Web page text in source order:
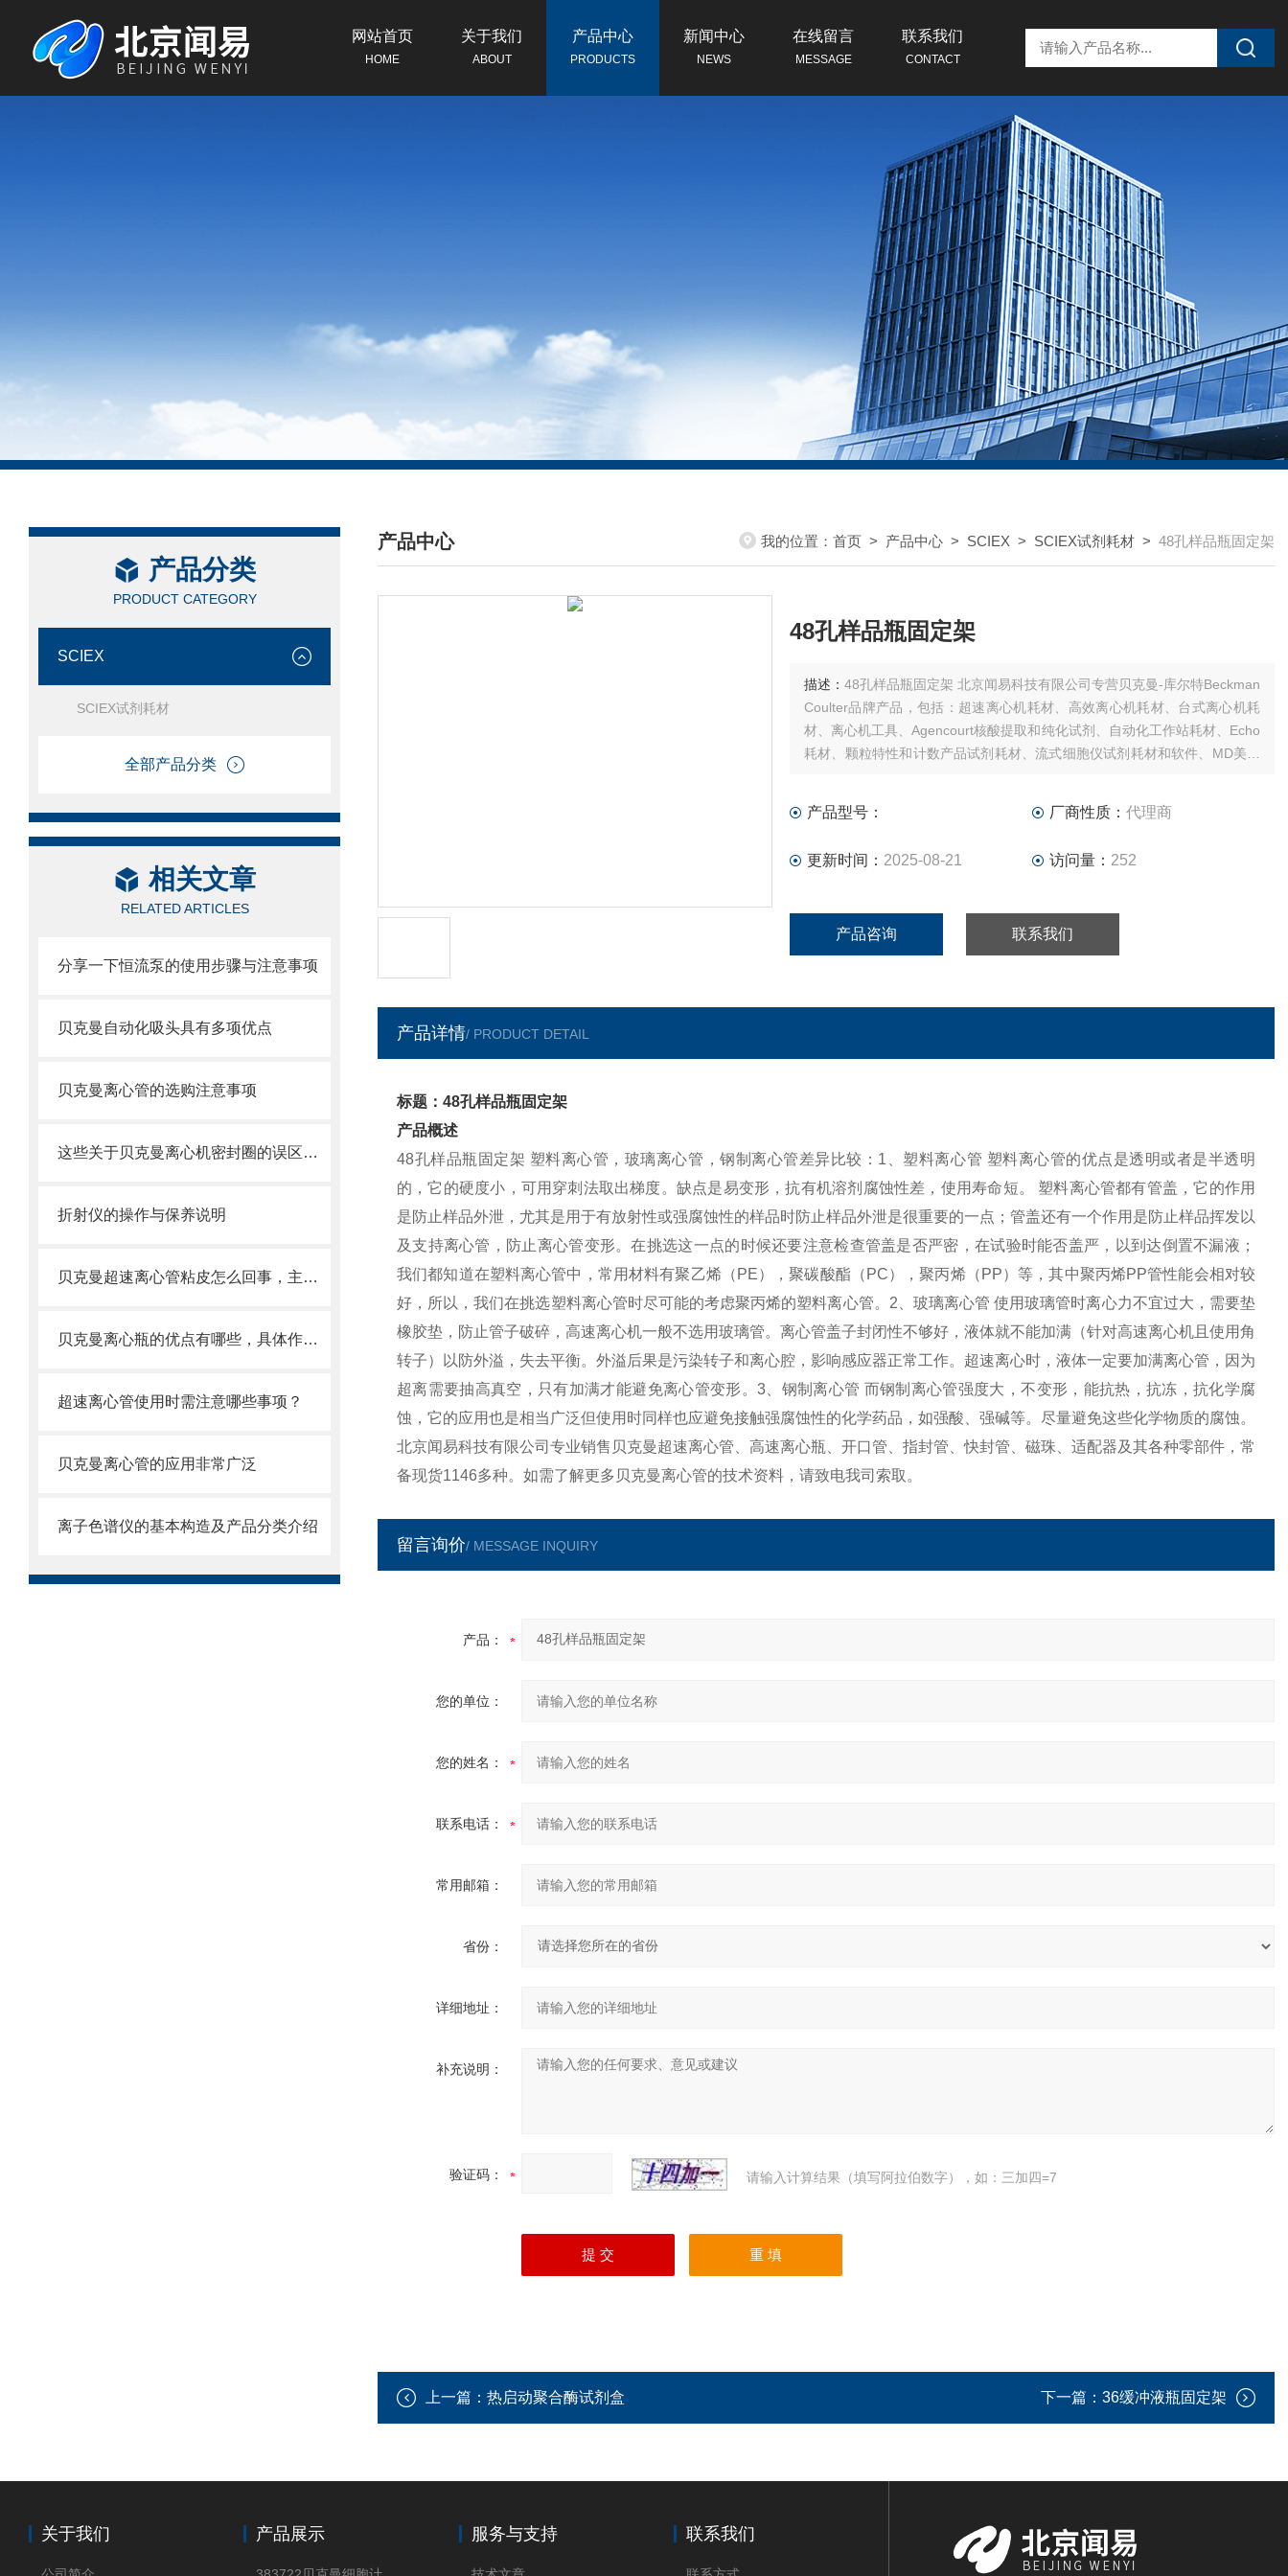
网站首页
HOME
关于我们
ABOUT
产品中心
PRODUCTS
新闻中心
NEWS
在线留言
MESSAGE
联系我们
CONTACT
产品分类
PRODUCT CATEGORY
SCIEX
SCIEX试剂耗材
全部产品分类
相关文章
RELATED ARTICLES
分享一下恒流泵的使用步骤与注意事项
贝克曼自动化吸头具有多项优点
贝克曼离心管的选购注意事项
这些关于贝克曼离心机密封圈的误区一定要明确
折射仪的操作与保养说明
贝克曼超速离心管粘皮怎么回事，主要原因如下
贝克曼离心瓶的优点有哪些，具体作用呢
超速离心管使用时需注意哪些事项？
贝克曼离心管的应用非常广泛
离子色谱仪的基本构造及产品分类介绍
产品中心
/ PRODUCTS CENTER
我的位置： 首页 > 产品中心 > SCIEX > SCIEX试剂耗材 > 48孔样品瓶固定架
48孔样品瓶固定架
描述： 48孔样品瓶固定架 北京闻易科技有限公司专营贝克曼-库尔特Beckman
Coulter品牌产品，包括：超速离心机耗材、高效离心机耗材、台式离心机耗
材、离心机工具、Agencourt核酸提取和纯化试剂、自动化工作站耗材、Echo
耗材、颗粒特性和计数产品试剂耗材、流式细胞仪试剂耗材和软件、MD美谷
产品型号： 厂商性质： 代理商
更新时间： 2025-08-21 访问量： 252
产品咨询 联系我们
产品详情/ PRODUCT DETAIL
标题：48孔样品瓶固定架
产品概述
48孔样品瓶固定架 塑料离心管，玻璃离心管，钢制离心管差异比较：1、塑料离心管 塑料离心管的优点是透明或者是半透明
的，它的硬度小，可用穿刺法取出梯度。缺点是易变形，抗有机溶剂腐蚀性差，使用寿命短。 塑料离心管都有管盖，它的作用
是防止样品外泄，尤其是用于有放射性或强腐蚀性的样品时防止样品外泄是很重要的一点；管盖还有一个作用是防止样品挥发以
及支持离心管，防止离心管变形。在挑选这一点的时候还要注意检查管盖是否严密，在试验时能否盖严，以到达倒置不漏液；
我们都知道在塑料离心管中，常用材料有聚乙烯（PE），聚碳酸酯（PC），聚丙烯（PP）等，其中聚丙烯PP管性能会相对较
好，所以，我们在挑选塑料离心管时尽可能的考虑聚丙烯的塑料离心管。2、玻璃离心管 使用玻璃管时离心力不宜过大，需要垫
橡胶垫，防止管子破碎，高速离心机一般不选用玻璃管。离心管盖子封闭性不够好，液体就不能加满（针对高速离心机且使用角
转子）以防外溢，失去平衡。外溢后果是污染转子和离心腔，影响感应器正常工作。超速离心时，液体一定要加满离心管，因为
超离需要抽高真空，只有加满才能避免离心管变形。3、钢制离心管 而钢制离心管强度大，不变形，能抗热，抗冻，抗化学腐
蚀，它的应用也是相当广泛但使用时同样也应避免接触强腐蚀性的化学药品，如强酸、强碱等。尽量避免这些化学物质的腐蚀。
北京闻易科技有限公司专业销售贝克曼超速离心管、高速离心瓶、开口管、指封管、快封管、磁珠、适配器及其各种零部件，常
备现货1146多种。如需了解更多贝克曼离心管的技术资料，请致电我司索取。
留言询价/ MESSAGE INQUIRY
产品：
您的单位：
您的姓名：
联系电话：
常用邮箱：
省份：
详细地址：
补充说明：
验证码： 请输入计算结果（填写阿拉伯数字），如：三加四=7
上一篇： 热启动聚合酶试剂盒 下一篇： 36缓冲液瓶固定架
关于我们 产品展示 服务与支持 联系我们